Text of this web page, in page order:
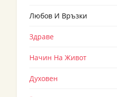
Любов И Връзки
Здраве
Начин На Живот
Духовен